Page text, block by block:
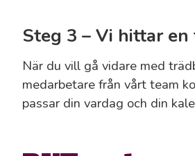
Steg 3 – Vi hittar
När du vill gå vidare med
medarbetare från vårt team
passar din vardag och din